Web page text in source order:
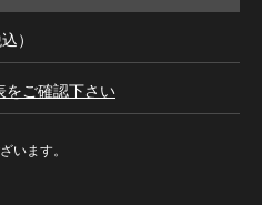
）
をご確認下さい
います。